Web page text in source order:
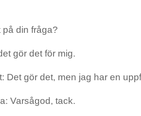
på din fråga?
gör det för mig.
Det gör det, men jag har en
Varsågod, tack.